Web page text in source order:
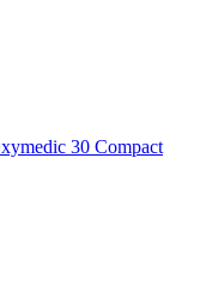
30 Compact